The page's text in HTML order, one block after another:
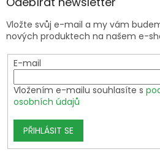
Vložte svůj e-mail a my vám
nových produktech na našem e-
E-mail
Vložením e-mailu souhlasíte s
osobních údajů
PŘIHLÁSIT SE